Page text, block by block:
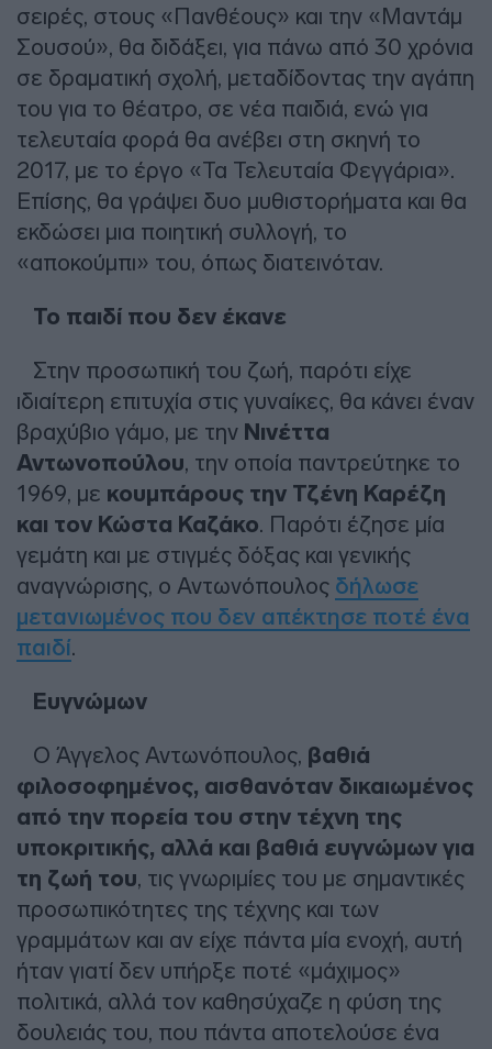
σειρές, στους «Πανθέους» και την «Μαντάμ
Σουσού», θα διδάξει, για πάνω από 30 χρόνια
σε δραματική σχολή, μεταδίδοντας την αγάπη
του για το θέατρο, σε νέα παιδιά, ενώ για
τελευταία φορά θα ανέβει στη σκηνή το
2017, με το έργο «Τα Τελευταία Φεγγάρια».
Επίσης, θα γράψει δυο μυθιστορήματα και θα
εκδώσει μια ποιητική συλλογή, το
«αποκούμπι» του, όπως διατεινόταν.
Το παιδί που δεν έκανε
Στην προσωπική του ζωή, παρότι είχε
ιδιαίτερη επιτυχία στις γυναίκες, θα κάνει έναν
βραχύβιο γάμο, με την Νινέττα
Αντωνοπούλου, την οποία παντρεύτηκε το
1969, με κουμπάρους την Τζένη Καρέζη
και τον Κώστα Καζάκο. Παρότι έζησε μία
γεμάτη και με στιγμές δόξας και γενικής
αναγνώρισης, ο Αντωνόπουλος δήλωσε
μετανιωμένος που δεν απέκτησε ποτέ ένα
παιδί.
Ευγνώμων
Ο Άγγελος Αντωνόπουλος, βαθιά
φιλοσοφημένος, αισθανόταν δικαιωμένος
από την πορεία του στην τέχνη της
υποκριτικής, αλλά και βαθιά ευγνώμων για
τη ζωή του, τις γνωριμίες του με σημαντικές
προσωπικότητες της τέχνης και των
γραμμάτων και αν είχε πάντα μία ενοχή, αυτή
ήταν γιατί δεν υπήρξε ποτέ «μάχιμος»
πολιτικά, αλλά τον καθησύχαζε η φύση της
δουλειάς του, που πάντα αποτελούσε ένα